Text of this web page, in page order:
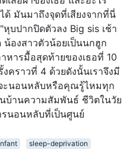
ด้ มันมาถึงจุดที่เสียงจากที่นี่
บปากปิดตัวลง Big sis เช้า
องสาวตัวน้อยเป็นนกฮูก
หารมื้อสุดท้ายของเธอที่ 10
งคราวที่ 4 ด้วยดังนั้นเราจึงมี
ะนอนหลับหรือคุณรู้ไหมทุก
บ้านความสัมพันธ์ ชีวิตในวัย
รนอนหลับที่เป็นศูนย์
sleep-deprivation